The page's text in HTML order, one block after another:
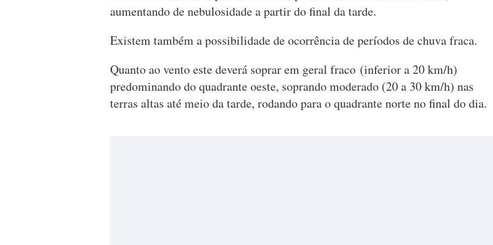
aumentando de nebulosidade a partir do final da tarde.
Existem também a possibilidade de ocorrência de períodos de chuva fraca.
Quanto ao vento este deverá soprar em geral fraco (inferior a 20 km/h)
predominando do quadrante oeste, soprando moderado (20 a 30 km/h) nas
terras altas até meio da tarde, rodando para o quadrante norte no final do dia.